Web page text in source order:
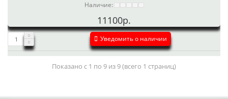
Наличие:
11100р.
Уведомить о наличии
Показано с 1 по 9 из 9 (всего 1 страниц)